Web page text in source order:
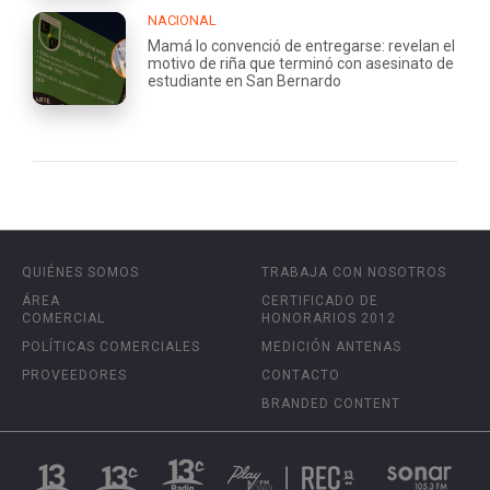
NACIONAL
Mamá lo convenció de entregarse: revelan el
motivo de riña que terminó con asesinato de
estudiante en San Bernardo
QUIÉNES SOMOS
ÁREA
COMERCIAL
POLÍTICAS COMERCIALES
PROVEEDORES
TRABAJA CON NOSOTROS
CERTIFICADO DE
HONORARIOS 2012
MEDICIÓN ANTENAS
CONTACTO
BRANDED CONTENT